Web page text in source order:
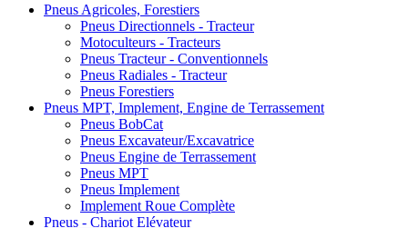
Pneus Agricoles, Forestiers
Pneus Directionnels - Tracteur
Motoculteurs - Tracteurs
Pneus Tracteur - Conventionnels
Pneus Radiales - Tracteur
Pneus Forestiers
Pneus MPT, Implement, Engine de Terrassement
Pneus BobCat
Pneus Excavateur/Excavatrice
Pneus Engine de Terrassement
Pneus MPT
Pneus Implement
Implement Roue Complète
Pneus - Chariot Elévateur